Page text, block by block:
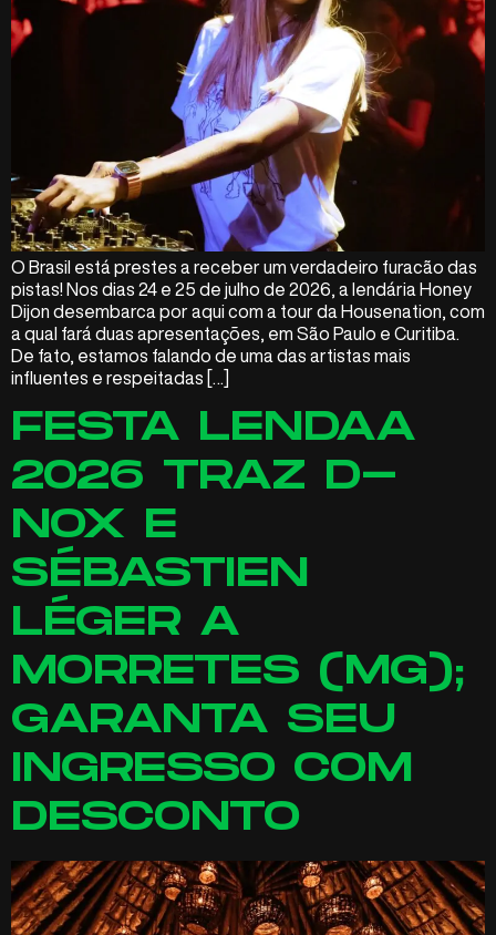
O Brasil está prestes a receber um verdadeiro furacão das
pistas! Nos dias 24 e 25 de julho de 2026, a lendária Honey
Dijon desembarca por aqui com a tour da Housenation, com
a qual fará duas apresentações, em São Paulo e Curitiba.
De fato, estamos falando de uma das artistas mais
influentes e respeitadas […]
FESTA LENDAA
2026 TRAZ D-
NOX E
SÉBASTIEN
LÉGER A
MORRETES (MG);
GARANTA SEU
INGRESSO COM
DESCONTO